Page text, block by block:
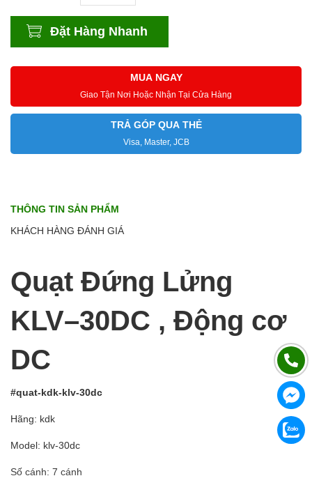
Đặt Hàng Nhanh
MUA NGAY
Giao Tận Nơi Hoặc Nhận Tại Cửa Hàng
TRẢ GÓP QUA THẺ
Visa, Master, JCB
THÔNG TIN SẢN PHẨM
KHÁCH HÀNG ĐÁNH GIÁ
Quạt Đứng Lửng
KLV–30DC , Động cơ
DC
#quat-kdk-klv-30dc
Hãng: kdk
Model: klv-30dc
Số cánh: 7 cánh